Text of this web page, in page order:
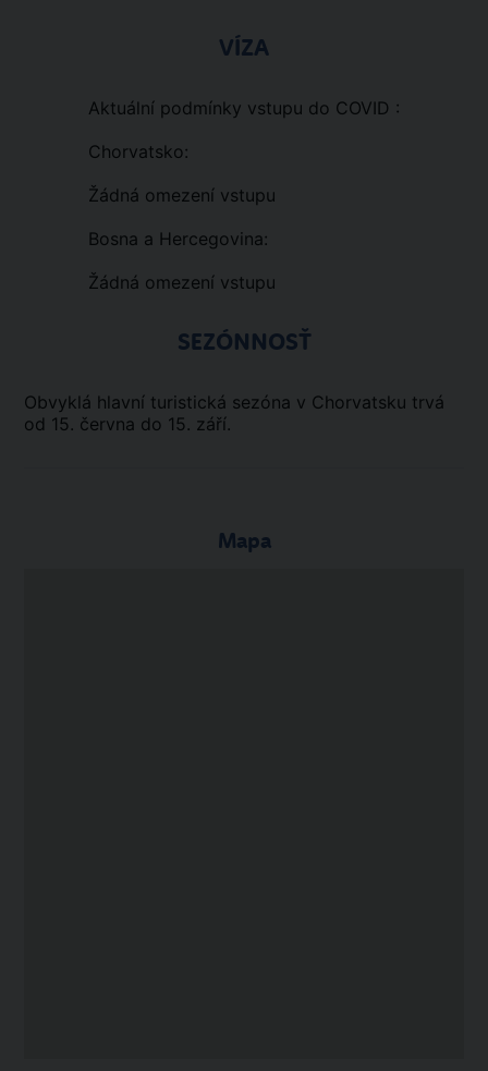
VÍZA
Aktuální podmínky vstupu do COVID :
Chorvatsko:
Žádná omezení vstupu
Bosna a Hercegovina:
Žádná omezení vstupu
SEZÓNNOSŤ
Obvyklá hlavní turistická sezóna v Chorvatsku trvá
od 15. června do 15. září.
Mapa